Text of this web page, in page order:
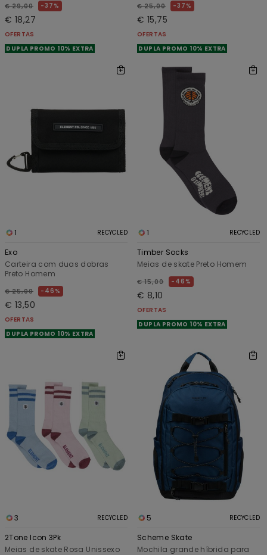
€ 29,00 37%
€ 18,27
OFERTAS
DUPLA PROMO 10% EXTRA
€ 25,00 37%
€ 15,75
OFERTAS
DUPLA PROMO 10% EXTRA
1 RECYCLED
Exo
Carteira com duas dobras
Preto Homem
€ 25,00 46%
€ 13,50
OFERTAS
DUPLA PROMO 10% EXTRA
1 RECYCLED
Timber Socks
Meias de skate Preto Homem
€ 15,00 46%
€ 8,10
OFERTAS
DUPLA PROMO 10% EXTRA
3 RECYCLED
2Tone Icon 3Pk
Meias de skate Rosa Unissexo
5 RECYCLED
Scheme Skate
Mochila grande híbrida para